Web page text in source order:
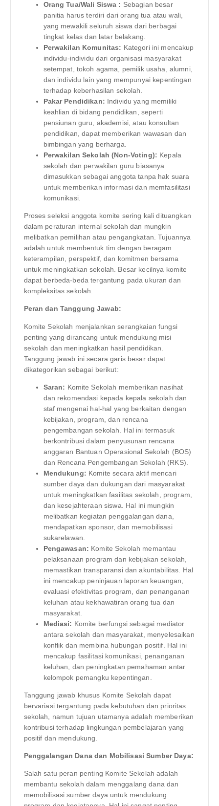
Orang Tua/Wali Siswa : Sebagian besar
panitia harus terdiri dari orang tua atau wali,
yang mewakili seluruh siswa dari berbagai
tingkat kelas dan latar belakang.
Perwakilan Komunitas: Kategori ini mencakup
individu-individu dari organisasi masyarakat
setempat, tokoh agama, pemilik usaha, alumni,
dan individu lain yang mempunyai kepentingan
terhadap keberhasilan sekolah.
Pakar Pendidikan: Individu yang memiliki
keahlian di bidang pendidikan, seperti
pensiunan guru, akademisi, atau konsultan
pendidikan, dapat memberikan wawasan dan
bimbingan yang berharga.
Perwakilan Sekolah (Non-Voting): Kepala
sekolah dan perwakilan guru biasanya
dimasukkan sebagai anggota tanpa hak suara
untuk memberikan informasi dan memfasilitasi
komunikasi.
Proses seleksi anggota komite sering kali dituangkan
dalam peraturan internal sekolah dan mungkin
melibatkan pemilihan atau pengangkatan. Tujuannya
adalah untuk membentuk tim dengan beragam
keterampilan, perspektif, dan komitmen bersama
untuk meningkatkan sekolah. Besar kecilnya komite
dapat berbeda-beda tergantung pada ukuran dan
kompleksitas sekolah.
Peran dan Tanggung Jawab:
Komite Sekolah menjalankan serangkaian fungsi
penting yang dirancang untuk mendukung misi
sekolah dan meningkatkan hasil pendidikan.
Tanggung jawab ini secara garis besar dapat
dikategorikan sebagai berikut:
Saran: Komite Sekolah memberikan nasihat
dan rekomendasi kepada kepala sekolah dan
staf mengenai hal-hal yang berkaitan dengan
kebijakan, program, dan rencana
pengembangan sekolah. Hal ini termasuk
berkontribusi dalam penyusunan rencana
anggaran Bantuan Operasional Sekolah (BOS)
dan Rencana Pengembangan Sekolah (RKS).
Mendukung: Komite secara aktif mencari
sumber daya dan dukungan dari masyarakat
untuk meningkatkan fasilitas sekolah, program,
dan kesejahteraan siswa. Hal ini mungkin
melibatkan kegiatan penggalangan dana,
mendapatkan sponsor, dan memobilisasi
sukarelawan.
Pengawasan: Komite Sekolah memantau
pelaksanaan program dan kebijakan sekolah,
memastikan transparansi dan akuntabilitas. Hal
ini mencakup peninjauan laporan keuangan,
evaluasi efektivitas program, dan penanganan
keluhan atau kekhawatiran orang tua dan
masyarakat.
Mediasi: Komite berfungsi sebagai mediator
antara sekolah dan masyarakat, menyelesaikan
konflik dan membina hubungan positif. Hal ini
mencakup fasilitasi komunikasi, penanganan
keluhan, dan peningkatan pemahaman antar
kelompok pemangku kepentingan.
Tanggung jawab khusus Komite Sekolah dapat
bervariasi tergantung pada kebutuhan dan prioritas
sekolah, namun tujuan utamanya adalah memberikan
kontribusi terhadap lingkungan pembelajaran yang
positif dan mendukung.
Penggalangan Dana dan Mobilisasi Sumber Daya:
Salah satu peran penting Komite Sekolah adalah
membantu sekolah dalam menggalang dana dan
memobilisasi sumber daya untuk mendukung